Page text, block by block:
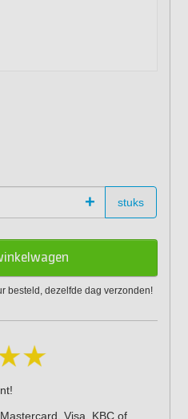
+ stuks
besteld, dezelfde dag verzonden!
Visa, KBC of